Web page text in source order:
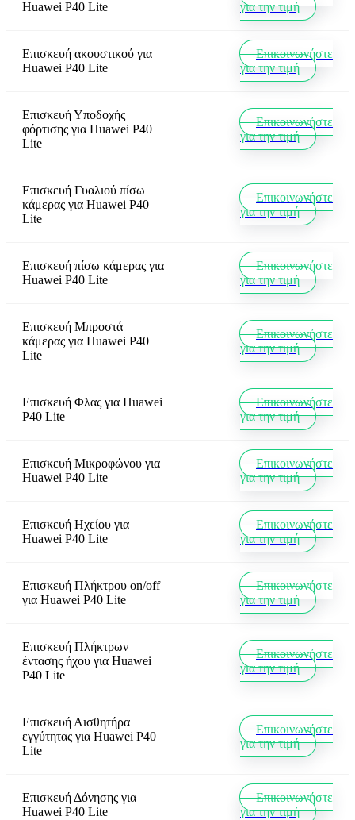
Huawei P40 Lite για την τιμή
Επισκευή ακουστικού για
Huawei P40 Lite
Επικοινωνήστε
για την τιμή
Επισκευή Υποδοχής
φόρτισης για Huawei P40
Lite
Επικοινωνήστε
για την τιμή
Επισκευή Γυαλιού πίσω
κάμερας για Huawei P40
Lite
Επικοινωνήστε
για την τιμή
Επισκευή πίσω κάμερας για
Huawei P40 Lite
Επικοινωνήστε
για την τιμή
Επισκευή Μπροστά
κάμερας για Huawei P40
Lite
Επικοινωνήστε
για την τιμή
Επισκευή Φλας για Huawei
P40 Lite
Επικοινωνήστε
για την τιμή
Επισκευή Μικροφώνου για
Huawei P40 Lite
Επικοινωνήστε
για την τιμή
Επισκευή Ηχείου για
Huawei P40 Lite
Επικοινωνήστε
για την τιμή
Επισκευή Πλήκτρου on/off
για Huawei P40 Lite
Επικοινωνήστε
για την τιμή
Επισκευή Πλήκτρων
έντασης ήχου για Huawei
P40 Lite
Επικοινωνήστε
για την τιμή
Επισκευή Αισθητήρα
εγγύτητας για Huawei P40
Lite
Επικοινωνήστε
για την τιμή
Επισκευή Δόνησης για
Huawei P40 Lite
Επικοινωνήστε
για την τιμή